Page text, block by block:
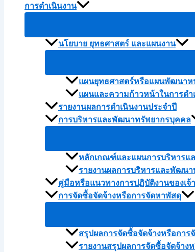
การดำเนินงาน
นโยบาย ยุทธศาสตร์ และแผนงาน
แผนยุทธศาสตร์หรือแผนพัฒนาห
แผนและความก้าวหน้าในการด
รายงานผลการดำเนินงานประจำปี
การบริหารและพัฒนาทรัพยากรบุคคล
หลักเกณฑ์และแผนการบริหารแ
รายงานผลการบริหารและพัฒน
คู่มือหรือแนวทางการปฏิบัติงานของเจ้
การจัดซื้อจัดจ้างหรือการจัดหาพัสดุ
สรุปผลการจัดซื้อจัดจ้างหรือการ
รายงานสรุปผลการจัดซื้อจัดจ้า